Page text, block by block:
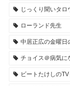
じっくり聞いタロ
ローランド先生
中居正広の金曜日
チョイス＠病気に
ビートたけしの